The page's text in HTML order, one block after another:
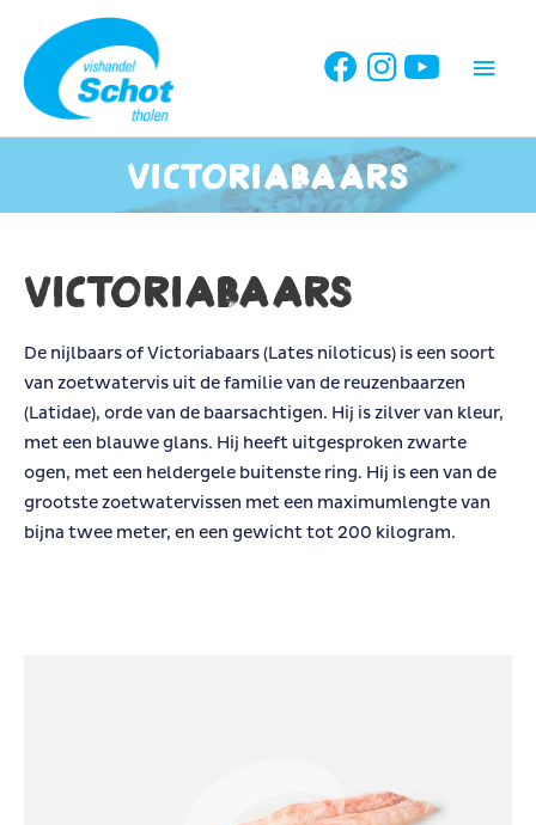
inhoud
Victoriabaars
Victoriabaars
De nijlbaars of Victoriabaars (Lates niloticus) is een soort
van zoetwatervis uit de familie van de reuzenbaarzen
(Latidae), orde van de baarsachtigen. Hij is zilver van kleur,
met een blauwe glans. Hij heeft uitgesproken zwarte
ogen, met een heldergele buitenste ring. Hij is een van de
grootste zoetwatervissen met een maximumlengte van
bijna twee meter, en een gewicht tot 200 kilogram.